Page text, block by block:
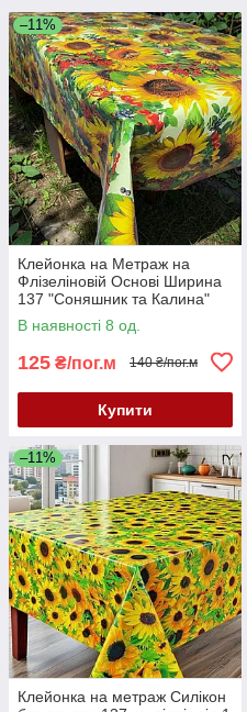
–11%
Клейонка на Метраж на
Флізеліновій Основі Ширина
137 "Соняшник та Калина"
В наявності 8 од.
125 ₴/пог.м 140 ₴/пог.м
Купити
–11%
Клейонка на метраж Силікон